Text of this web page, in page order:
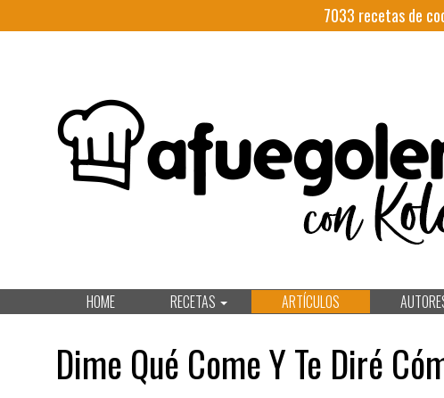
7033 recetas de
HOME RECETAS ARTÍCULOS
Dime Qué Come Y Te Diré